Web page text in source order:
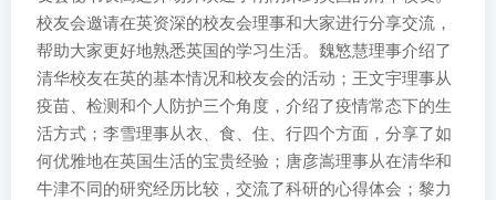
校友会邀请在英资深的校友会理事和大家进行分享交流，
帮助大家更好地熟悉英国的学习生活。魏慜慧理事介绍了
清华校友在英的基本情况和校友会的活动；王文宇理事从
疫苗、检测和个人防护三个角度，介绍了疫情常态下的生
活方式；李雪理事从衣、食、住、行四个方面，分享了如
何优雅地在英国生活的宝贵经验；唐彦嵩理事从在清华和
牛津不同的研究经历比较，交流了科研的心得体会；黎力